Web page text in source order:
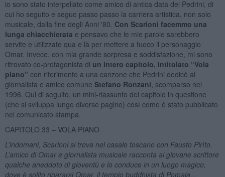
io sono stato interpellato come amico di antica data del Pedrini, di
cui ho seguito e seguo passo passo la carriera artistica, non solo
musicale, dalla fine degli Anni '80. Con Scarioni facemmo una
lunga chiacchierata e pensavo che le mie parole sarebbero
servite e utilizzate qua e là per mettere a fuoco il personaggio
Omar. Invece, con mia grande sorpresa e soddisfazione, mi sono
ritrovato co-protagonista di un intero capitolo, intitolato “Vola
piano” con riferimento a una canzone che Pedrini dedicò al
giornalista e amico comune Stefano Ronzani , scomparso nel
1996. Qui di seguito, un mini-riassunto del capitolo in questione
(che si sviluppa lungo diverse pagine) così come è stato pubblicato
nel comunicato stampa.
CAPITOLO 33 – VOLA PIANO
L’indomani, Scarioni si trova nel casale toscano con Fausto Pirìto.
L’amico di Omar e giornalista musicale racconta al giovane scrittore
qualche aneddoto di gioventù e lo conduce in un luogo magico,
dove è solito ripararsi Omar, il tempio buddhista di Pomaia...